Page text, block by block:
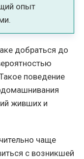
опыт
добраться до
поведение
живших и
чаще
с возникшей